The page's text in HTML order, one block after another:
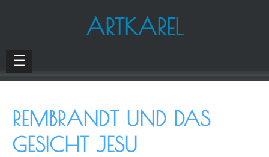
ARTKAREL
☰
REMBRANDT UND DAS
GESICHT JESU